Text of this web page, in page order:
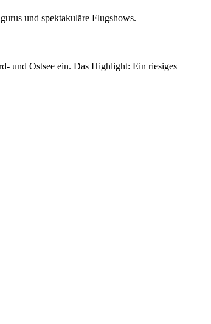
und spektakuläre Flugshows.
und Ostsee ein. Das Highlight: Ein riesiges